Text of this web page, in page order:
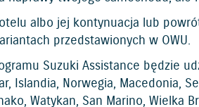
albo jej kontynuacja lub
przedstawionych w OWU.
Suzuki Assistance będzie
Islandia, Norwegia, Macedonia,
Watykan, San Marino, Wielka